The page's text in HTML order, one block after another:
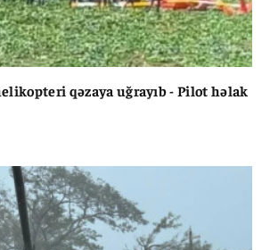
qəzaya uğrayıb - Pilot həlak